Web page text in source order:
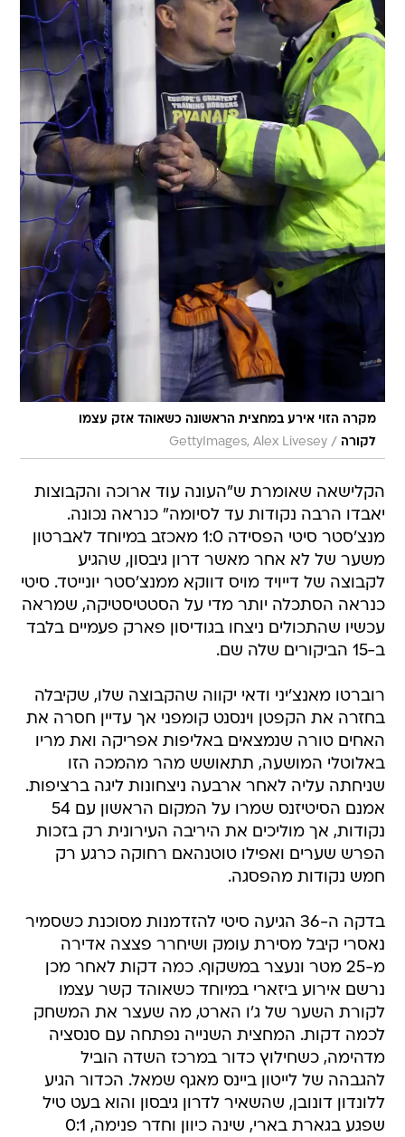
מקרה הזוי אירע במחצית הראשונה כשאוהד אזק עצמו
לקורה /
GettyImages, Alex Livesey
הקלישאה שאומרת ש"העונה עוד ארוכה והקבוצות
יאבדו הרבה נקודות עד לסיומה" כנראה נכונה.
מנצ'סטר סיטי הפסידה 1:0 מאכזב במיוחד לאברטון
משער של לא אחר מאשר דרון גיבסון, שהגיע
לקבוצה של דייויד מויס דווקא ממנצ'סטר יונייטד. סיטי
כנראה הסתכלה יותר מדי על הסטטיסטיקה, שמראה
עכשיו שהתכולים ניצחו בגודיסון פארק פעמיים בלבד
ב-15 הביקורים שלה שם.
רוברטו מאנצ'יני ודאי יקווה שהקבוצה שלו, שקיבלה
בחזרה את הקפטן וינסנט קומפני אך עדיין חסרה את
האחים טורה שנמצאים באליפות אפריקה ואת מריו
באלוטלי המושעה, תתאושש מהר מהמכה הזו
שניחתה עליה לאחר ארבעה ניצחונות ליגה ברציפות.
אמנם הסיטיזנס שמרו על המקום הראשון עם 54
נקודות, אך מוליכים את היריבה העירונית רק בזכות
הפרש שערים ואפילו טוטנהאם רחוקה כרגע רק
חמש נקודות מהפסגה.
בדקה ה-36 הגיעה סיטי להזדמנות מסוכנת כשסמיר
נאסרי קיבל מסירת עומק ושיחרר פצצה אדירה
מ-25 מטר ונעצר במשקוף. כמה דקות לאחר מכן
נרשם אירוע ביזארי במיוחד כשאוהד קשר עצמו
לקורת השער של ג'ו הארט, מה שעצר את המשחק
לכמה דקות. המחצית השנייה נפתחה עם סנסציה
מדהימה, כשחילוץ כדור במרכז השדה הוביל
להגבהה של לייטון ביינס מאגף שמאל. הכדור הגיע
ללונדון דונובן, שהשאיר לדרון גיבסון והוא בעט טיל
שפגע בגארת בארי, שינה כיוון וחדר פנימה, 0:1